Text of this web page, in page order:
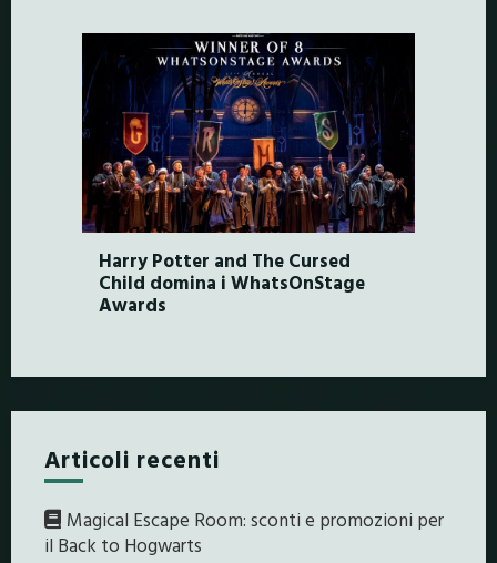
Harry Potter and The Cursed
Child domina i WhatsOnStage
Awards
Articoli recenti
Magical Escape Room: sconti e promozioni per
il Back to Hogwarts